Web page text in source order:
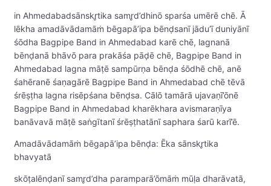
in Ahmedabadsānskr̥tika samr̥d’dhinō sparśa umērē chē. Ā
lēkha amadāvādamāṁ bēgapā’ipa bēnḍsanī jādu’ī duniyānī
śōdha Bagpipe Band in Ahmedabad karē chē, lagnanā
bēnḍanā bhāvō para prakāśa pāḍē chē, Bagpipe Band in
Ahmedabad lagna māṭē sampūrṇa bēnḍa śōdhē chē, anē
śahēranē śaṇagārē Bagpipe Band in Ahmedabad chē tēvā
śrēṣṭha lagna risēpśana bēnḍsa. Cālō tamārā ujavaṇī’ōnē
Bagpipe Band in Ahmedabad kharēkhara avismaraṇīya
banāvavā māṭē saṅgītanī śrēṣṭhatānī saphara śarū karī’ē.
Amadāvādamāṁ bēgapā’ipa bēnḍa: Ēka sānskr̥tika
bhavyatā
skōṭalēnḍanī samr̥d’dha paramparā’ōmāṁ mūḷa dharāvatā,